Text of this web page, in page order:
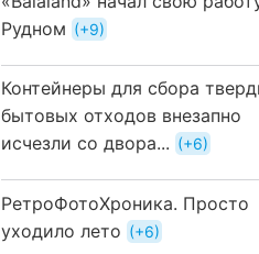
Рудном
+9
Контейнеры для сбора
бытовых отходов внезапно
исчезли со двора...
+6
РетроФотоХроника. Просто
уходило лето
+6